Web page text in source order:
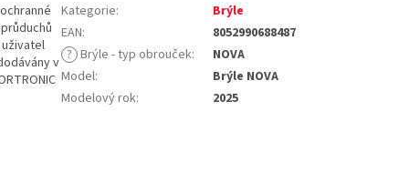
v
Kategorie:
Brýle
EAN:
8052990688487
? Brýle - typ obrouček:
NOVA
Model:
Brýle NOVA
Modelový rok: 2025